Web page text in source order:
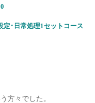
定･日常処理1セットコース
方々でした。